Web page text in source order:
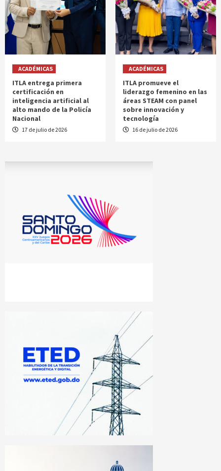
ACADÉMICAS
ITLA entrega primera
certificación en
inteligencia artificial al
alto mando de la Policía
Nacional
17 de julio de 2026
ACADÉMICAS
ITLA promueve el
liderazgo femenino en las
áreas STEAM con panel
sobre innovación y
tecnología
16 de julio de 2026